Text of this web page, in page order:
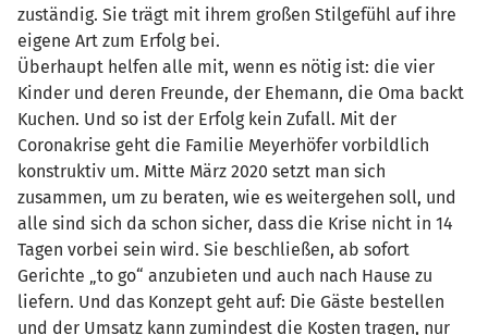
zuständig. Sie trägt mit ihrem großen Stilgefühl auf ihre
eigene Art zum Erfolg bei.
Überhaupt helfen alle mit, wenn es nötig ist: die vier
Kinder und deren Freunde, der Ehemann, die Oma backt
Kuchen. Und so ist der Erfolg kein Zufall. Mit der
Coronakrise geht die Familie Meyerhöfer vorbildlich
konstruktiv um. Mitte März 2020 setzt man sich
zusammen, um zu beraten, wie es weitergehen soll, und
alle sind sich da schon sicher, dass die Krise nicht in 14
Tagen vorbei sein wird. Sie beschließen, ab sofort
Gerichte „to go“ anzubieten und auch nach Hause zu
liefern. Und das Konzept geht auf: Die Gäste bestellen
und der Umsatz kann zumindest die Kosten tragen, nur